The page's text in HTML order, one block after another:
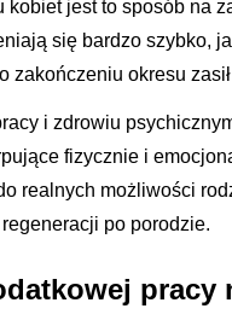
kobiet jest to sposób na
się bardzo szybko,
zakończeniu okresu
i zdrowiu
fizycznie i
realnych możliwości
po porodzie.
pracy